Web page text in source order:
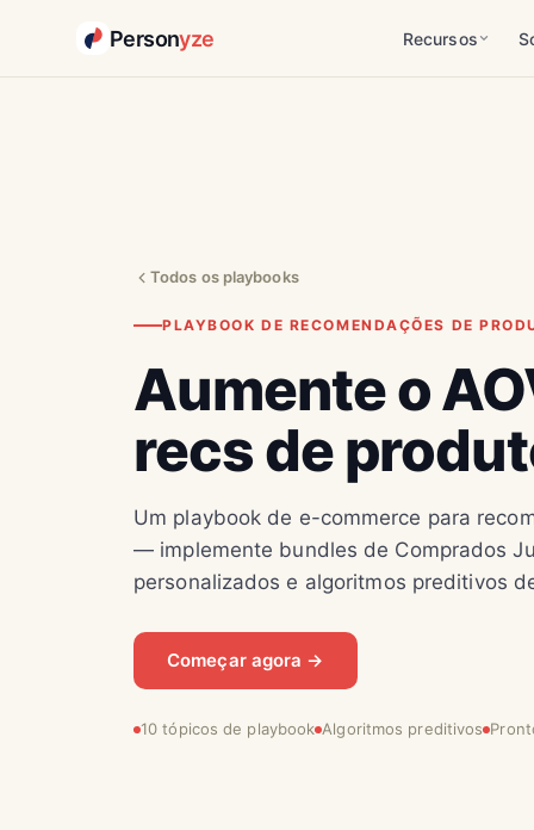
Personyze Recursos
Todos os playbooks
PLAYBOOK DE RECOMENDAÇÕES DE
Aumente o
recs de
Um playbook de e-commerce para
— implemente bundles de Comprados
personalizados e algoritmos preditivos
Começar agora →
10 tópicos de playbook Algoritmos preditivos